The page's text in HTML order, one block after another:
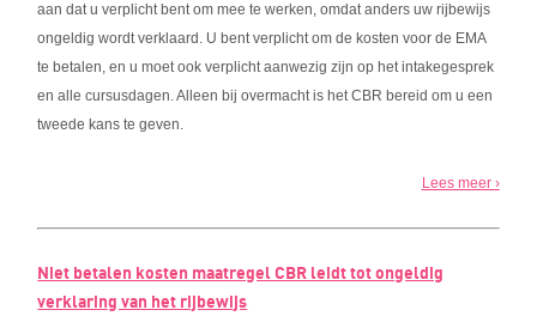
aan dat u verplicht bent om mee te werken, omdat anders uw rijbewijs
ongeldig wordt verklaard. U bent verplicht om de kosten voor de EMA
te betalen, en u moet ook verplicht aanwezig zijn op het intakegesprek
en alle cursusdagen. Alleen bij overmacht is het CBR bereid om u een
tweede kans te geven.
Lees meer ›
Niet betalen kosten maatregel CBR leidt tot ongeldig
verklaring van het rijbewijs